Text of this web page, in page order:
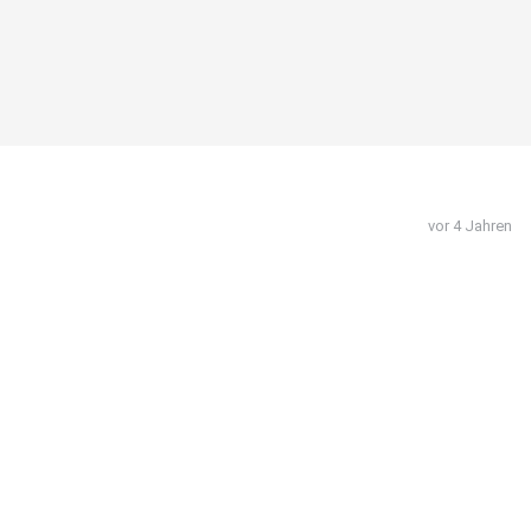
vor 4 Jahren